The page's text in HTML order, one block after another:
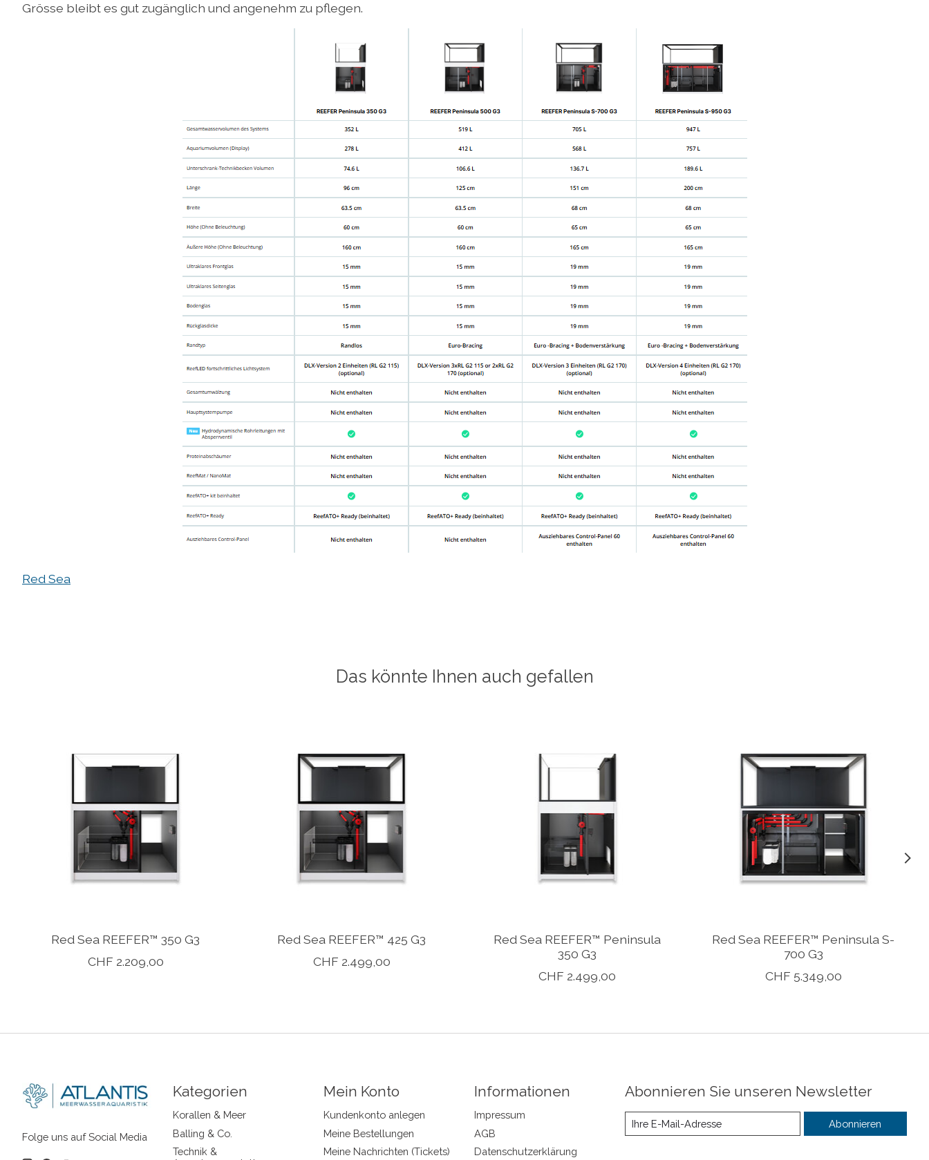
Grösse bleibt es gut zugänglich und angenehm zu pflegen.
Red Sea
Das könnte Ihnen auch gefallen
Red Sea REEFER™ 350 G3
CHF 2.209,00
Red Sea REEFER™ 425 G3
CHF 2.499,00
Red Sea REEFER™ Peninsula
350 G3
CHF 2.499,00
Red Sea REEFER™ Peninsula S-
700 G3
CHF 5.349,00
Folge uns auf Social Media
Kategorien
Korallen & Meer
Balling & Co.
Technik &
Mein Konto
Kundenkonto anlegen
Meine Bestellungen
Meine Nachrichten (Tickets)
Informationen
Impressum
AGB
Datenschutzerklärung
Abonnieren Sie unseren Newsletter
Abonnieren